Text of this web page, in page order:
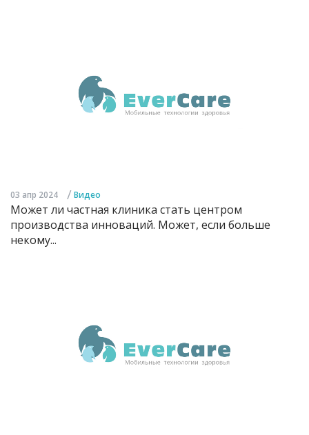
03 апр 2024 / Видео
Может ли частная клиника стать центром
производства инноваций. Может, если больше
некому...